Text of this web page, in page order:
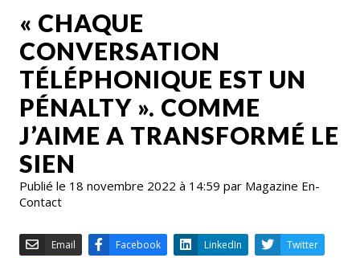
« CHAQUE
CONVERSATION
TÉLÉPHONIQUE EST UN
PÉNALTY ». COMME
J’AIME A TRANSFORMÉ LE
SIEN
Publié le 18 novembre 2022 à 14:59 par Magazine En-
Contact